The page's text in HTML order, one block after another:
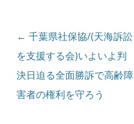
投稿ナビゲーション
← 千葉県社保協/(天海訴訟
を支援する会)いよいよ判
決日迫る全面勝訴で高齢障
害者の権利を守ろう